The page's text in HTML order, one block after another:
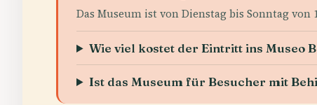
Das Museum ist von Dienstag bis Sonntag
Wie viel kostet der Eintritt ins Museo
Ist das Museum für Besucher mit